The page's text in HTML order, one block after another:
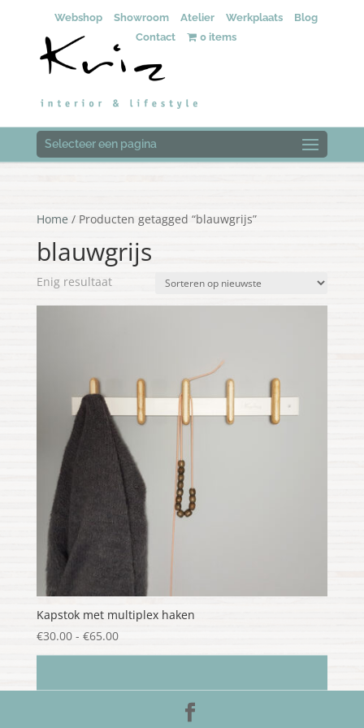
Webshop Showroom Atelier Werkplaats
Blog
Contact
0 items
Selecteer een pagina
Home / Producten getagged “blauwgrijs”
blauwgrijs
Enig resultaat
Kapstok met multiplex haken
€30.00 - €65.00Prijsklasse:
€30.00
€65.00